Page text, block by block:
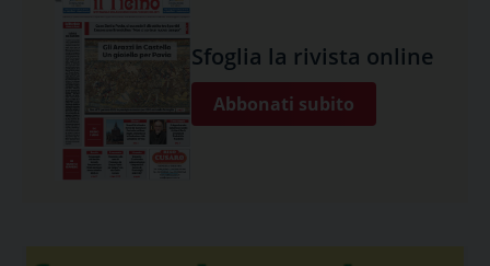
Sfoglia la rivista online
Abbonati subito